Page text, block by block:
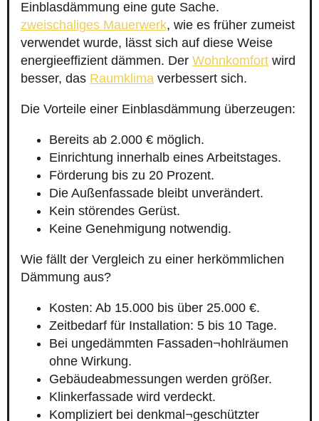
Einblasdämmung eine gute Sache.
zweischaliges Mauerwerk, wie es früher zumeist
verwendet wurde, lässt sich auf diese Weise
energieeffizient dämmen. Der Wohnkomfort wird
besser, das Raumklima verbessert sich.
Die Vorteile einer Einblasdämmung überzeugen:
Bereits ab 2.000 € möglich.
Einrichtung innerhalb eines Arbeitstages.
Förderung bis zu 20 Prozent.
Die Außenfassade bleibt unverändert.
Kein störendes Gerüst.
Keine Genehmigung notwendig.
Wie fällt der Vergleich zu einer herkömmlichen
Dämmung aus?
Kosten: Ab 15.000 bis über 25.000 €.
Zeitbedarf für Installation: 5 bis 10 Tage.
Bei ungedämmten Fassaden¬hohlräumen
ohne Wirkung.
Gebäudeabmessungen werden größer.
Klinkerfassade wird verdeckt.
Kompliziert bei denkmal¬geschützter